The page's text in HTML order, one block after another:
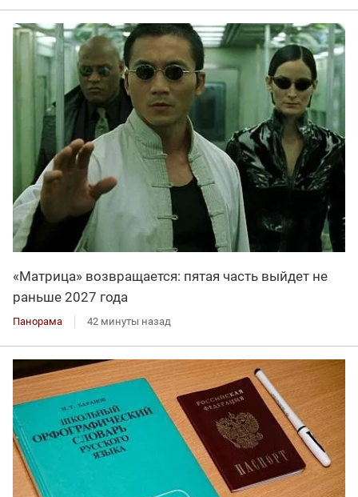
«Матрица» возвращается: пятая часть выйдет не
раньше 2027 года
Панорама 42 минуты назад